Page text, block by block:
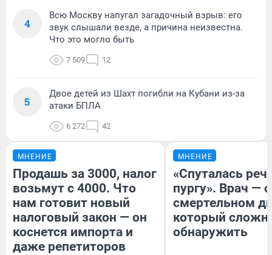
4
Всю Москву напугал загадочный взрыв: его
звук слышали везде, а причина неизвестна.
Что это могло быть
7 509 12
5
Двое детей из Шахт погибли на Кубани из-за
атаки БПЛА
6 272 42
МНЕНИЕ
Продашь за 3000, налог
возьмут с 4000. Что
нам готовит новый
налоговый закон — он
коснется импорта и
даже репетиторов
МНЕНИЕ
«Спуталась
пургу». Врач — о
смертельном
который
обнаружить